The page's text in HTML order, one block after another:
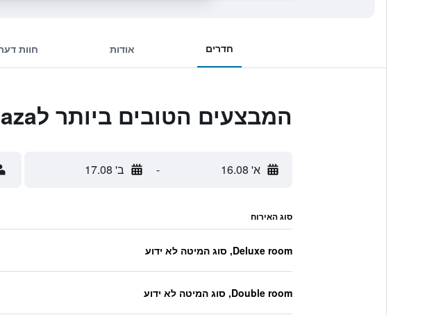
חדרים אודות חוות
המבצעים הטובים ביותר לKaohsiung International Plaza
א' 16.08 - ב' 17.08
סוג האירוח
Deluxe room, סוג המיטה לא ידוע
Double room, סוג המיטה לא ידוע